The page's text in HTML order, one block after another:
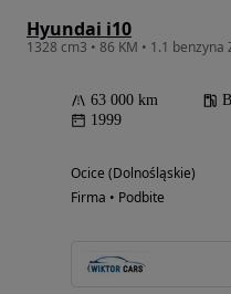
Hyundai i10
1328 cm3 • 86 KM • 1.1 benzyna
63 000 km
1999
Ocice (Dolnośląskie)
Firma • Podbite